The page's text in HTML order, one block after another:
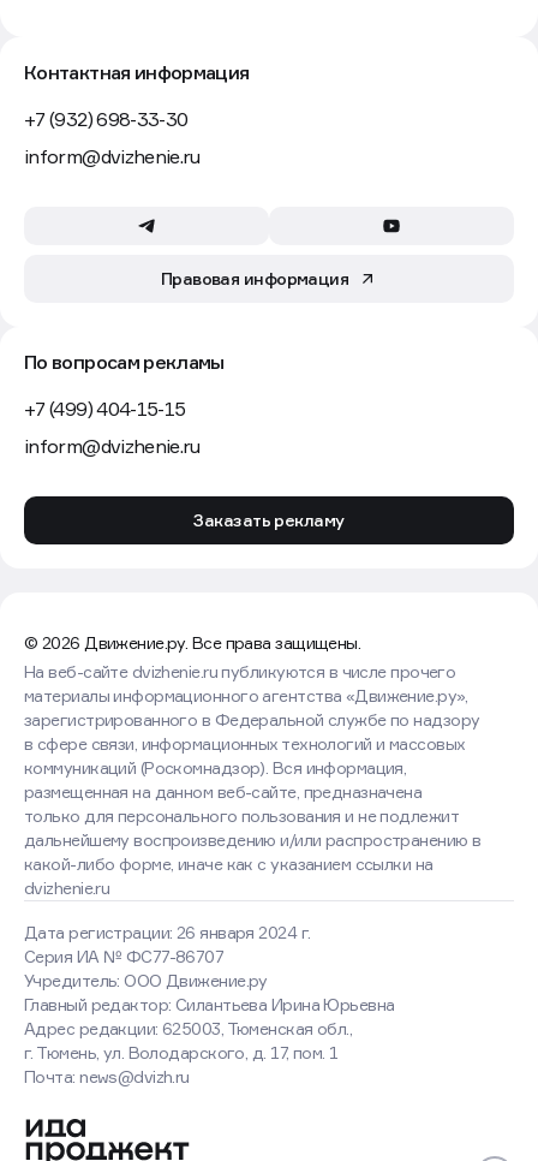
Контактная информация
+7 (932) 698-33-30
inform@dvizhenie.ru
Правовая информация
По вопросам рекламы
+7 (499) 404-15-15
inform@dvizhenie.ru
Заказать рекламу
© 2026 Движение.ру. Все права защищены.
Дата регистрации: 26 января 2024 г.
Серия ИА № ФС77-86707
Учредитель: ООО Движение.ру
Главный редактор: Силантьева Ирина Юрьевна
Адрес редакции: 625003, Тюменская обл.,
г. Тюмень, ул. Володарского, д. 17, пом. 1
Почта: news@dvizh.ru
На веб-сайте dvizhenie.ru публикуются в числе прочего
материалы информационного агентства «Движение.ру»,
зарегистрированного в Федеральной службе по надзору
в сфере связи, информационных технологий и массовых
коммуникаций (Роскомнадзор). Вся информация,
размещенная на данном веб-сайте, предназначена
только для персонального пользования и не подлежит
дальнейшему воспроизведению и/или распространению в
какой-либо форме, иначе как с указанием ссылки на
dvizhenie.ru